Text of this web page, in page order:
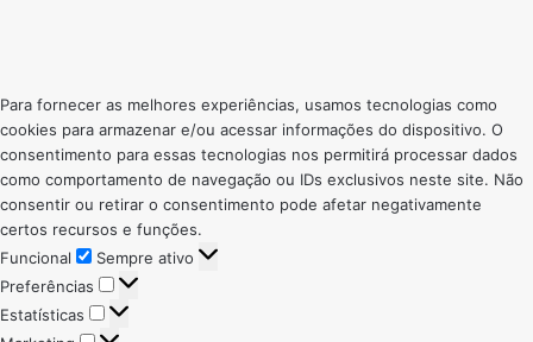
Para fornecer as melhores experiências, usamos tecnologias como
cookies para armazenar e/ou acessar informações do dispositivo. O
consentimento para essas tecnologias nos permitirá processar dados
como comportamento de navegação ou IDs exclusivos neste site. Não
consentir ou retirar o consentimento pode afetar negativamente
certos recursos e funções.
Funcional
Funcional
Sempre ativo
Preferências
Preferências
Estatísticas
Estatísticas